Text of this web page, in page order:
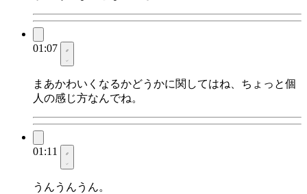
01:07
まあかわいくなるかどうかに関してはね、ちょっと個
人の感じ方なんでね。
01:11
うんうんうん。